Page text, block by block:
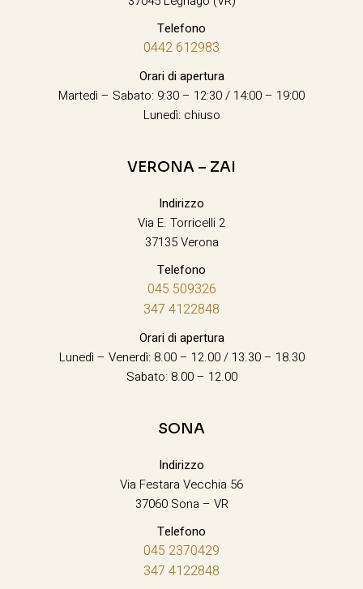
Telefono
0442 612983
Orari di apertura
Martedì – Sabato: 9:30 – 12:30 / 14:00 – 19:00
Lunedì: chiuso
VERONA – ZAI
Indirizzo
Via E. Torricelli 2
37135 Verona
Telefono
045 509326
347 4122848
Orari di apertura
Lunedì – Venerdì: 8.00 – 12.00 / 13.30 – 18.30
Sabato: 8.00 – 12.00
SONA
Indirizzo
Via Festara Vecchia 56
37060 Sona – VR
Telefono
045 2370429
347 4122848